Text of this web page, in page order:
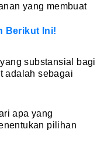
yang membuat
Berikut Ini!
substansial bagi
adalah sebagai
apa yang
pilihan